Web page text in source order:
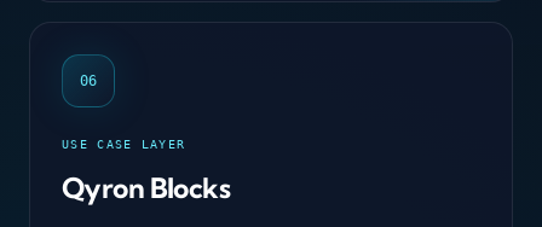
06
USE CASE LAYER
Qyron Blocks